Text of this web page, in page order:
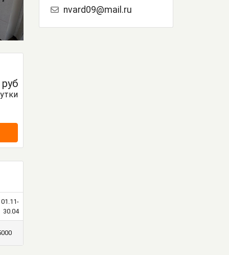
руб
01.11-
30.04
nvard09@mail.ru